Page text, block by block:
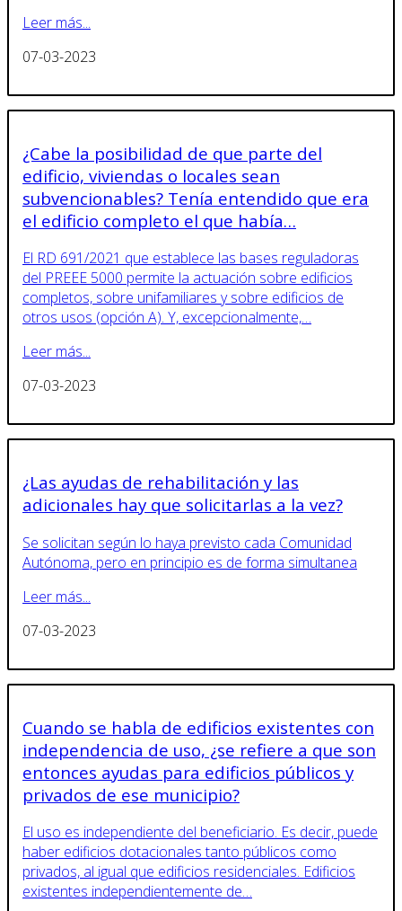
Leer más...
07-03-2023
¿Cabe la posibilidad de que parte del
edificio, viviendas o locales sean
subvencionables? Tenía entendido que era
el edificio completo el que había…
El RD 691/2021 que establece las bases reguladoras
del PREEE 5000 permite la actuación sobre edificios
completos, sobre unifamiliares y sobre edificios de
otros usos (opción A). Y, excepcionalmente,…
Leer más...
07-03-2023
¿Las ayudas de rehabilitación y las
adicionales hay que solicitarlas a la vez?
Se solicitan según lo haya previsto cada Comunidad
Autónoma, pero en principio es de forma simultanea
Leer más...
07-03-2023
Cuando se habla de edificios existentes con
independencia de uso, ¿se refiere a que son
entonces ayudas para edificios públicos y
privados de ese municipio?
​El uso es independiente del beneficiario. Es decir, puede
haber edificios dotacionales tanto públicos como
privados, al igual que edificios residenciales. Edificios
existentes independientemente de…